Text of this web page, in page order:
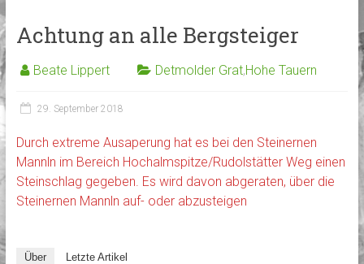
Achtung an alle Bergsteiger
Beate Lippert Detmolder Grat,Hohe Tauern
29. September 2018
Durch extreme Ausaperung hat es bei den Steinernen
Mannln im Bereich Hochalmspitze/Rudolstätter Weg einen
Steinschlag gegeben. Es wird davon abgeraten, über die
Steinernen Mannln auf- oder abzusteigen
Über Letzte Artikel